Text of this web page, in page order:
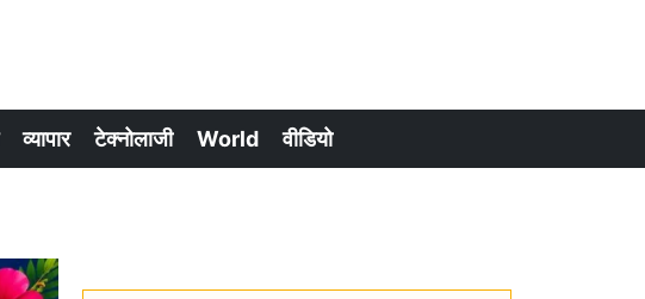
व्यापार टेक्नोलाजी World वीडियो